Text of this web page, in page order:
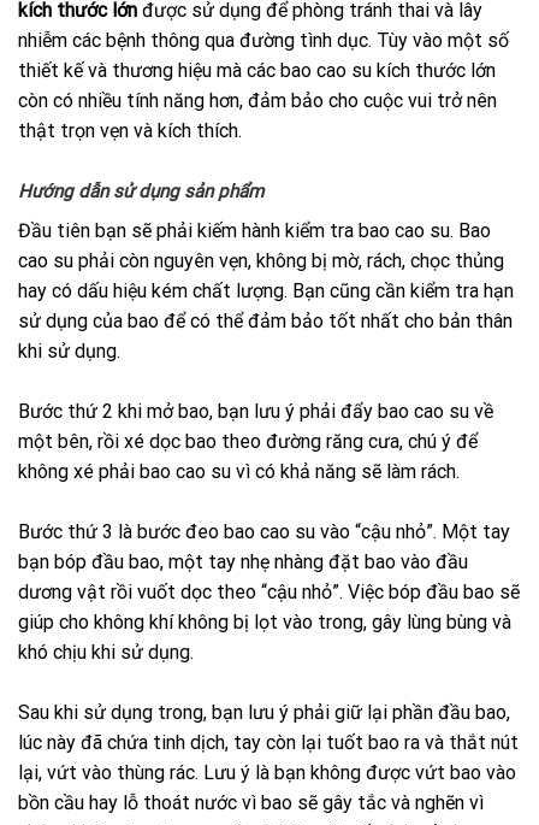
kích thước lớn được sử dụng để phòng tránh thai và lây
nhiễm các bệnh thông qua đường tình dục. Tùy vào một số
thiết kế và thương hiệu mà các bao cao su kích thước lớn
còn có nhiều tính năng hơn, đảm bảo cho cuộc vui trở nên
thật trọn vẹn và kích thích.
Hướng dẫn sử dụng sản phẩm
Đầu tiên bạn sẽ phải kiếm hành kiểm tra bao cao su. Bao
cao su phải còn nguyên vẹn, không bị mờ, rách, chọc thủng
hay có dấu hiệu kém chất lượng. Bạn cũng cần kiểm tra hạn
sử dụng của bao để có thể đảm bảo tốt nhất cho bản thân
khi sử dụng.
Bước thứ 2 khi mở bao, bạn lưu ý phải đẩy bao cao su về
một bên, rồi xé dọc bao theo đường răng cưa, chú ý để
không xé phải bao cao su vì có khả năng sẽ làm rách.
Bước thứ 3 là bước đeo bao cao su vào “cậu nhỏ”. Một tay
bạn bóp đầu bao, một tay nhẹ nhàng đặt bao vào đầu
dương vật rồi vuốt dọc theo “cậu nhỏ”. Việc bóp đầu bao sẽ
giúp cho không khí không bị lọt vào trong, gây lùng bùng và
khó chịu khi sử dụng.
Sau khi sử dụng trong, bạn lưu ý phải giữ lại phần đầu bao,
lúc này đã chứa tinh dịch, tay còn lại tuốt bao ra và thắt nút
lại, vứt vào thùng rác. Lưu ý là bạn không được vứt bao vào
bồn cầu hay lỗ thoát nước vì bao sẽ gây tắc và nghẽn vì